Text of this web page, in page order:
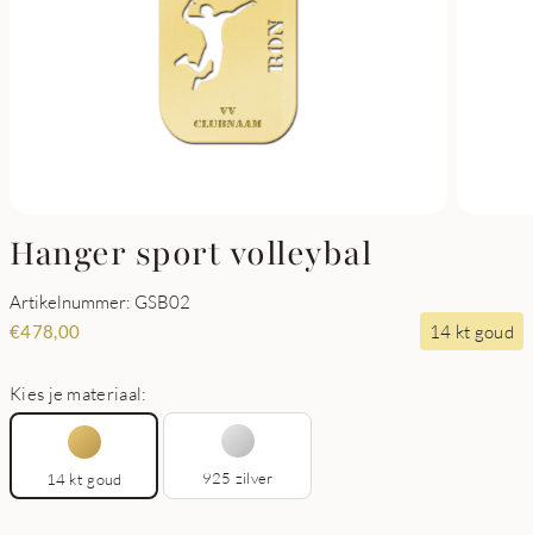
Hanger sport volleybal
Artikelnummer: GSB02
€478,00 14 kt goud
Kies je materiaal:
14 kt goud 925 zilver